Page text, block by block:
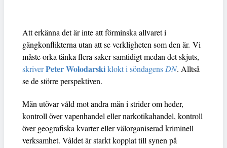
Att erkänna det är inte att förminska allvaret i
gängkonflikterna utan att se verkligheten som den är. Vi
måste orka tänka flera saker samtidigt medan det skjuts,
skriverPeter Wolodarskiklokt i söndagensDN. Alltså
se de större perspektiven.
Män utövar våld mot andra män i strider om heder,
kontroll över vapenhandel eller narkotikahandel, kontroll
över geografiska kvarter eller välorganiserad kriminell
verksamhet. Våldet är starkt kopplat till synen på